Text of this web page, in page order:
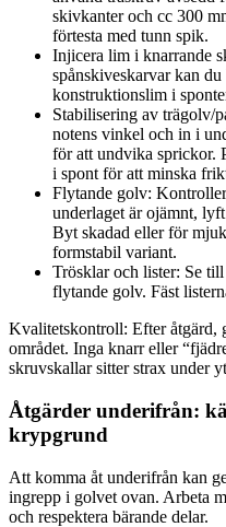
skivkanter och cc 300
förtesta med tunn spik.
Injicera lim i knarrande
spånskiveskarvar kan
konstruktionslim i
Stabilisering av trägolv/
notens vinkel och in i
för att undvika sprickor.
i spont för att minska
Flytande golv:
underlaget är ojämnt,
Byt skadad eller för
formstabil variant.
Trösklar och lister: Se
flytande golv. Fäst
Kvalitetskontroll: Efter åtgärd,
området. Inga knarr eller
skruvskallar sitter strax under
Åtgärder underifrån:
krypgrund
Att komma åt underifrån kan
ingrepp i golvet ovan. Arbeta
och respektera bärande delar.